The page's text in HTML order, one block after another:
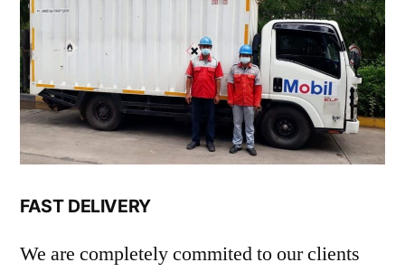
FAST DELIVERY
We are completely commited to our clients